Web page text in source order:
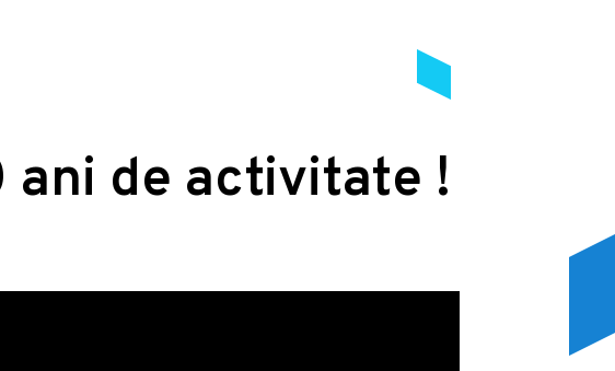
ani de activitate !